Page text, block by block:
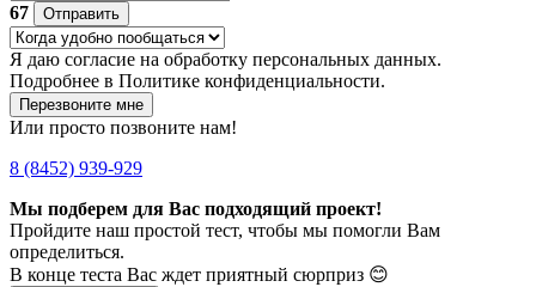
67
Отправить
Я даю согласие на обработку персональных данных.
Подробнее в Политике конфиденциальности.
Перезвоните мне
Или просто позвоните нам!
8 (8452) 939-929
Мы подберем для Вас подходящий проект!
Пройдите наш простой тест, чтобы мы помогли Вам
определиться.
В конце теста Вас ждет приятный сюрприз 😊